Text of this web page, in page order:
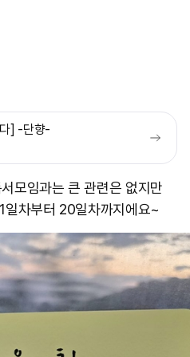
] -단향-
모임과는 큰 관련은 없지만
일차부터 20일차까지에요~